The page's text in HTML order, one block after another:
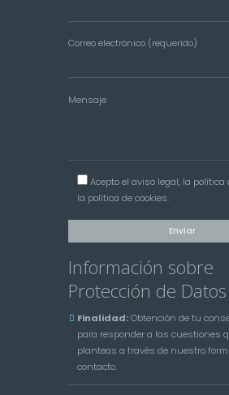
Correo electrónico (requerido)
Mensaje
Acepto elaviso legal, la política
la política de cookies.
Información sobre
Protección de Datos
Finalidad:Obtención de tu
para responder a las cuestiones
planteas a través de nuestro
contacto.